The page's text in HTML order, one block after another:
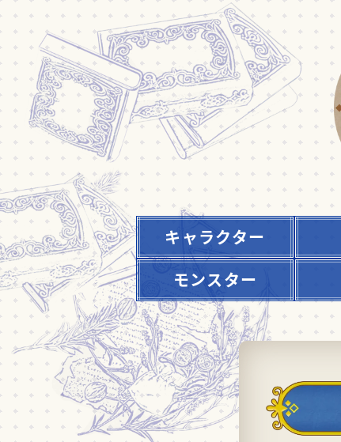
キャラクター
モンスター